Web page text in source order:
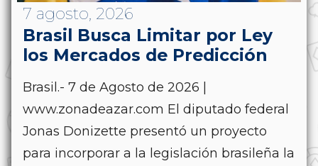
7 agosto, 2026
Brasil Busca Limitar por Ley
los Mercados de Predicción
Brasil.- 7 de Agosto de 2026 |
www.zonadeazar.com El diputado federal
Jonas Donizette presentó un proyecto
para incorporar a la legislación brasileña la